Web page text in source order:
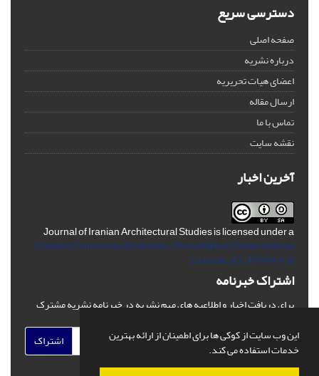
این وب سایت از کوکی ها برای اطمینان از ارائه بهترین
خدمات استفاده می کند.
دسترسی سریع
صفحه اصلی
درباره نشریه
اعضای هیات تحریریه
ارسال مقاله
تماس با ما
نقشه سایت
آخرین اخبار
Journal of Iranian Architectural Studies is licensed under a
Creative Commons Attribution-ShareAlike 4.0 International
License. (CC BY-AA 4.0)
اشتراک خبرنامه
برای دریافت اخبار و اطلاعیه های مهم نشریه در خبرنامه نشریه مشترک
اشتراک